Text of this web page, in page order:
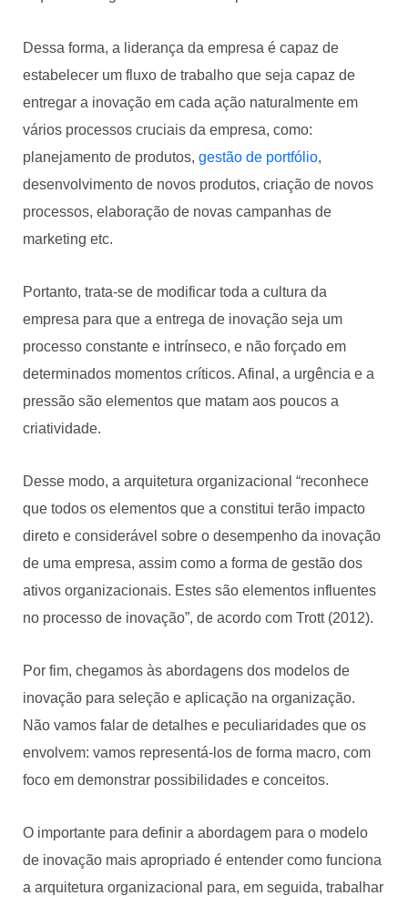
Dessa forma, a liderança da empresa é capaz de
estabelecer um fluxo de trabalho que seja capaz de
entregar a inovação em cada ação naturalmente em
vários processos cruciais da empresa, como:
planejamento de produtos, gestão de portfólio,
desenvolvimento de novos produtos, criação de novos
processos, elaboração de novas campanhas de
marketing etc.
Portanto, trata-se de modificar toda a cultura da
empresa para que a entrega de inovação seja um
processo constante e intrínseco, e não forçado em
determinados momentos críticos. Afinal, a urgência e a
pressão são elementos que matam aos poucos a
criatividade.
Desse modo, a arquitetura organizacional “reconhece
que todos os elementos que a constitui terão impacto
direto e considerável sobre o desempenho da inovação
de uma empresa, assim como a forma de gestão dos
ativos organizacionais. Estes são elementos influentes
no processo de inovação”, de acordo com Trott (2012).
Por fim, chegamos às abordagens dos modelos de
inovação para seleção e aplicação na organização.
Não vamos falar de detalhes e peculiaridades que os
envolvem: vamos representá-los de forma macro, com
foco em demonstrar possibilidades e conceitos.
O importante para definir a abordagem para o modelo
de inovação mais apropriado é entender como funciona
a arquitetura organizacional para, em seguida, trabalhar